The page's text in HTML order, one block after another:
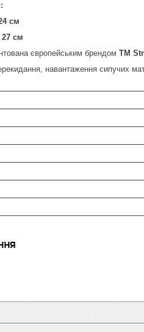
см
27 см
європейським брендом ТМ
навантаження сипучих